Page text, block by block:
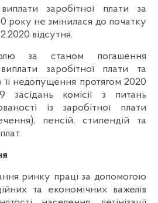
заробітної плати за
року не змінилася до початку
відсутня.
за станом погашення
заробітної плати та
її недопущення протягом 2020
комісії з питань
із заробітної плати
пенсій, стипендій та
ринку праці за допомогою
та економічних важелів